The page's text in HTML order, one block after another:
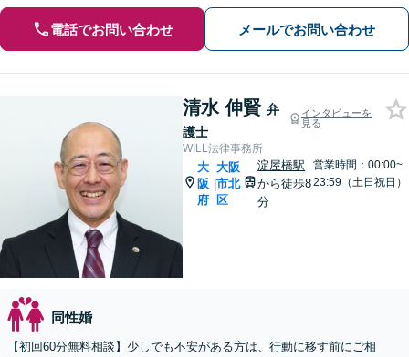
電話でお問い合わせ メールでお問い合わせ
清水 伸賢 弁
護士
インタビューを
見る
WILL法律事務所
大
阪
府
|
大阪
市北
区
淀屋橋駅
から徒歩8
分
営業時間：00:00~
23:59（土日祝日）
同性婚
【初回60分無料相談】少しでも不安がある方は、行動に移す前にご相